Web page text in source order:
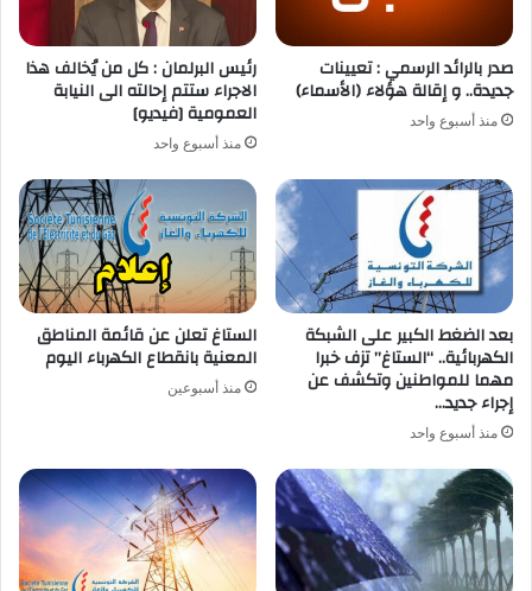
صدر بالرائد الرسمي : تعيينات
جديدة.. و إقالة هؤلاء (الأسماء)
منذ أسبوع واحد
رئيس البرلمان : كل من يُخالف هذا
الاجراء ستتم إحالته الى النيابة
العمومية [فيديو]
منذ أسبوع واحد
بعد الضغط الكبير على الشبكة
الكهربائية.. “الستاغ” تزف خبرا
مهما للمواطنين وتكشف عن
إجراء جديد…
منذ أسبوع واحد
الستاغ تعلن عن قائمة المناطق
المعنية بانقطاع الكهرباء اليوم
منذ أسبوعين